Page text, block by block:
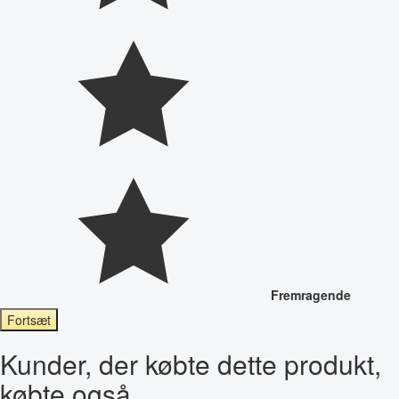
Fremragende
Fortsæt
Kunder, der købte dette produkt,